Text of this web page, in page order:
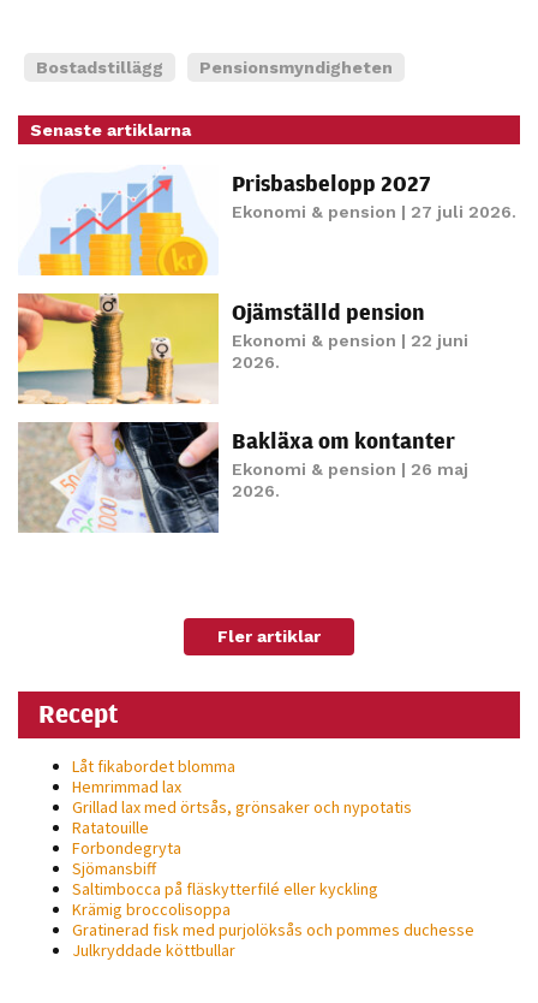
Bostadstillägg Pensionsmyndigheten
Senaste artiklarna
Prisbasbelopp 2027
Ekonomi & pension | 27 juli 2026.
Ojämställd pension
Ekonomi & pension | 22 juni
2026.
Bakläxa om kontanter
Ekonomi & pension | 26 maj
2026.
Fler artiklar
Recept
Låt fikabordet blomma
Hemrimmad lax
Grillad lax med örtsås, grönsaker och nypotatis
Ratatouille
Forbondegryta
Sjömansbiff
Saltimbocca på fläsk­ytterfilé eller kyckling
Krämig broccolisoppa
Gratinerad fisk med purjolöksås och pommes duchesse
Julkryddade köttbullar
Genom att dela
intressen och ditt
beteende när du
surfar ökar du
chansen att få se